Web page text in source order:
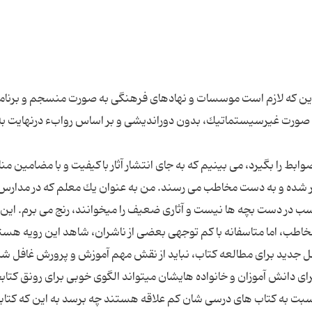
این كه لازم است موسسات و نهادهای فرهنگی به صورت منسجم و
غیرسیستماتیك، بدون دوراندیشی و بر اساس روابء درنهایت
را بگیرد، می بینیم كه به جای انتشار آثار باكیفیت و با مضامین
شده و به دست مخاطب می رسند. من به عنوان یك معلم كه در
در دست بچه ها نیست و آثاری ضعیف را میخوانند، رنج می برم. این
جدید برای مطالعه كتاب، نباید از نقش مهم آموزش و پرورش غافل
دانش آموزان و خانواده هایشان میتواند الگوی خوبی برای رونق
به كتاب های درسی شان كم علاقه هستند چه برسد به این كه